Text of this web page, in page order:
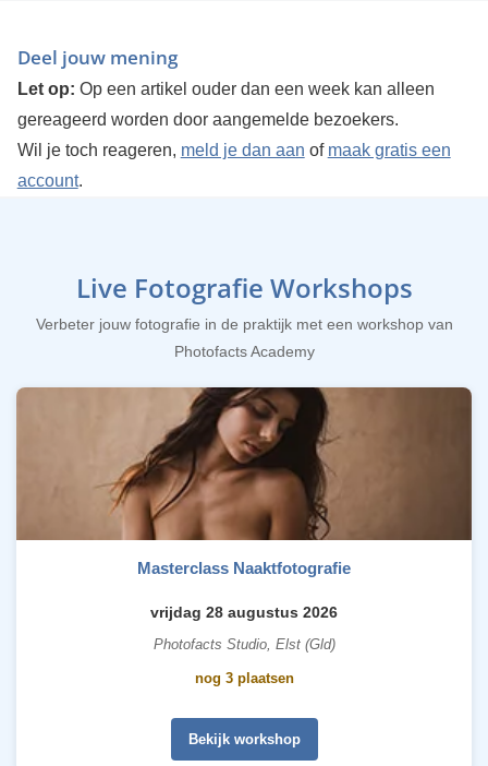
Deel jouw mening
Let op: Op een artikel ouder dan een week kan alleen
gereageerd worden door aangemelde bezoekers.
Wil je toch reageren, meld je dan aan of maak gratis een
account.
Live Fotografie Workshops
Verbeter jouw fotografie in de praktijk met een workshop van
Photofacts Academy
Masterclass Naaktfotografie
vrijdag 28 augustus 2026
Photofacts Studio, Elst (Gld)
nog 3 plaatsen
Bekijk workshop